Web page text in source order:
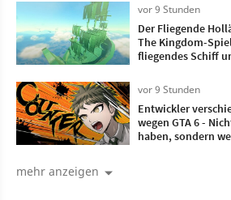
vor 9 Stunden
Der Fliegende
The Kingdom-
fliegendes Schiff
vor 9 Stunden
Entwickler
wegen GTA 6 -
haben, sondern
mehr anzeigen